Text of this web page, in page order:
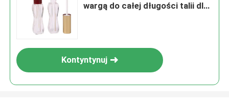
wargą do całej długości talii dla
Kontyntynuj